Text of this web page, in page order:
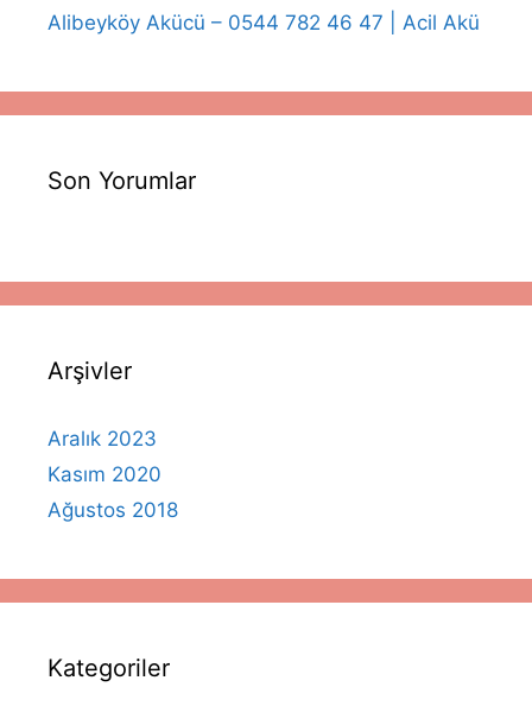
Alibeyköy Akücü – 0544 782 46 47 | Acil Akü
Son Yorumlar
Arşivler
Aralık 2023
Kasım 2020
Ağustos 2018
Kategoriler